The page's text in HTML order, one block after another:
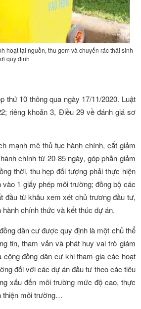
hoạt tại nguồn, thu gom và chuyển rác thải sinh
quy định
thứ 10 thông qua ngày 17/11/2020. Luật
riêng khoản 3, Điều 29 về đánh giá sơ
mạnh mẽ thủ tục hành chính, cắt giảm
chính từ 20-85 ngày, góp phần giảm
thời, thu hẹp đối tượng phải thực hiện
1 giấy phép môi trường; đồng bộ các
đầu từ khâu xem xét chủ trương đầu tư,
chính thức và kết thúc dự án.
dân cư được quy định là một chủ thể
tin, tham vấn và phát huy vai trò giám
đồng dân cư khi tham gia các hoạt
đối với các dự án đầu tư theo các tiêu
xấu đến môi trường mức độ cao, thực
thiện môi trường…